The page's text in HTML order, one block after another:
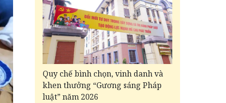
Quy chế bình chọn, vinh danh và
khen thưởng “Gương sáng Pháp
luật” năm 2026